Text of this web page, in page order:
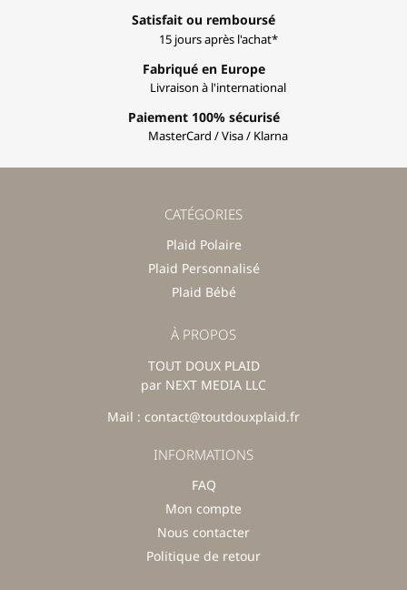
Satisfait ou remboursé
15 jours après l'achat*
Fabriqué en Europe
Livraison à l'international
Paiement 100% sécurisé
MasterCard / Visa / Klarna
CATÉGORIES
Plaid Polaire
Plaid Personnalisé
Plaid Bébé
À PROPOS
TOUT DOUX PLAID
par NEXT MEDIA LLC
Mail : contact@toutdouxplaid.fr
INFORMATIONS
FAQ
Mon compte
Nous contacter
Politique de retour